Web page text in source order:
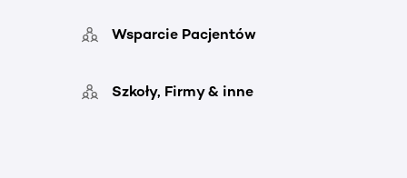
Wsparcie Pacjentów
Szkoły, Firmy & inne